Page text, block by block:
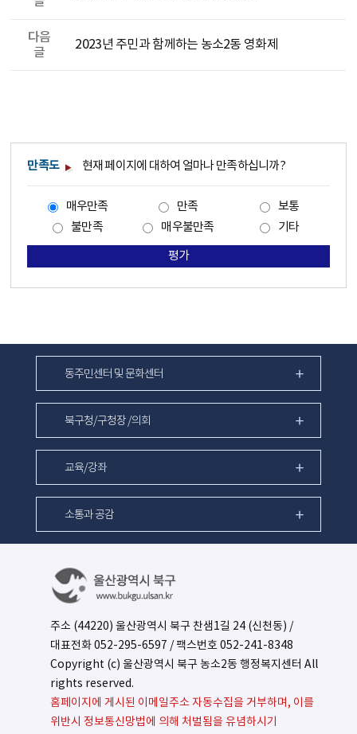
다음
글
2023년 주민과 함께하는 농소2동 영화제
만족도 현재 페이지에 대하여 얼마나 만족하십니까?
매우만족 만족
보통
불만족
매우불만족 기타
평가
동주민센터 및 문화센터
북구청/구청장 /의회
교육/강좌
소통과 공감
주소 (44220) 울산광역시 북구 찬샘1길 24 (신천동) /
대표전화052-295-6597 / 팩스번호 052-241-8348
Copyright (c) 울산광역시 북구 농소2동 행정복지센터 All
rights reserved.
홈페이지에 게시된 이메일주소 자동수집을 거부하며, 이를
위반시 정보통신망법에 의해 처벌됨을 유념하시기